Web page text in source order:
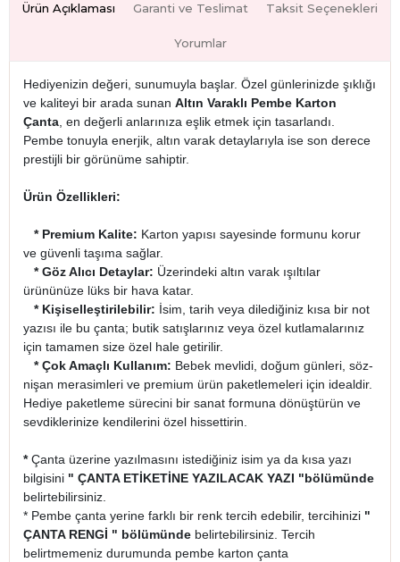
Ürün Açıklaması Garanti ve Teslimat Taksit Seçenekleri
Yorumlar
Hediyenizin değeri, sunumuyla başlar. Özel günlerinizde şıklığı
ve kaliteyi bir arada sunan Altın Varaklı Pembe Karton
Çanta, en değerli anlarınıza eşlik etmek için tasarlandı.
Pembe tonuyla enerjik, altın varak detaylarıyla ise son derece
prestijli bir görünüme sahiptir.
Ürün Özellikleri:
* Premium Kalite: Karton yapısı sayesinde formunu korur
ve güvenli taşıma sağlar.
* Göz Alıcı Detaylar: Üzerindeki altın varak ışıltılar
ürününüze lüks bir hava katar.
* Kişiselleştirilebilir: İsim, tarih veya dilediğiniz kısa bir not
yazısı ile bu çanta; butik satışlarınız veya özel kutlamalarınız
için tamamen size özel hale getirilir.
* Çok Amaçlı Kullanım: Bebek mevlidi, doğum günleri, söz-
nişan merasimleri ve premium ürün paketlemeleri için idealdir.
Hediye paketleme sürecini bir sanat formuna dönüştürün ve
sevdiklerinize kendilerini özel hissettirin.
*Çanta üzerine yazılmasını istediğiniz isim ya da kısa yazı
bilgisini " ÇANTA ETİKETİNE YAZILACAK YAZI "bölümünde
belirtebilirsiniz.
* Pembe çanta yerine farklı bir renk tercih edebilir, tercihinizi "
ÇANTA RENGİ " bölümünde belirtebilirsiniz. Tercih
belirtmemeniz durumunda pembe karton çanta